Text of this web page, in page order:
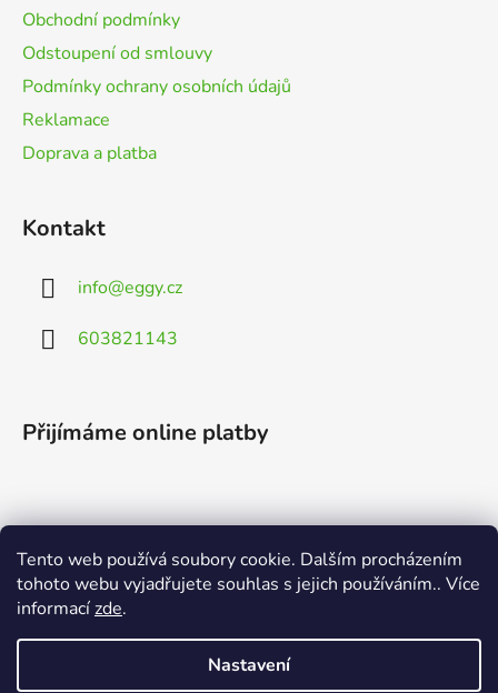
Tento web používá soubory cookie. Dalším procházením
tohoto webu vyjadřujete souhlas s jejich používáním.. Více
informacízde.
Nastavení
Obchodní podmínky
Odstoupení od smlouvy
Podmínky ochrany osobních údajů
Reklamace
Doprava a platba
Kontakt
info@eggy.cz
603821143
Přijímáme online platby
Vyhledávání
HLEDAT